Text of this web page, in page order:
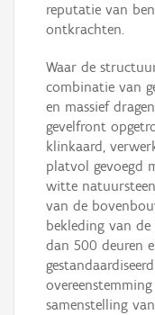
reputatie van
ontkrachten.
Waar de
combinatie van
en massief
gevelfront
klinkaard,
platvol gevoegd
witte
van de
bekleding van de
dan 500 deuren
samenstelling